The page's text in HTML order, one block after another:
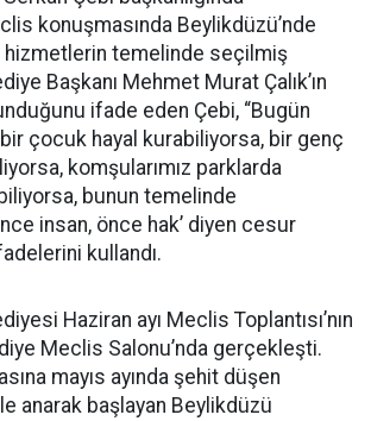
konuşmasında Beylikdüzü’nde
hizmetlerin temelinde seçilmiş
Başkanı Mehmet Murat Çalık’ın
ifade eden Çebi, “Bugün
çocuk hayal kurabiliyorsa, bir genç
komşularımız parklarda
bunun temelinde
insan, önce hak’ diyen cesur
kullandı.
Haziran ayı Meclis Toplantısı’nın
Meclis Salonu’nda gerçekleşti.
mayıs ayında şehit düşen
anarak başlayan Beylikdüzü